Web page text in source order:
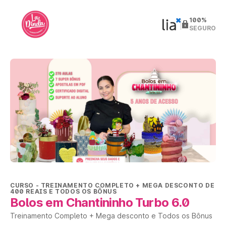
100%
SEGURO
CURSO - TREINAMENTO COMPLETO + MEGA DESCONTO DE
400 REAIS E TODOS OS BÔNUS
Bolos em Chantininho Turbo 6.0
Treinamento Completo + Mega desconto e Todos os Bônus